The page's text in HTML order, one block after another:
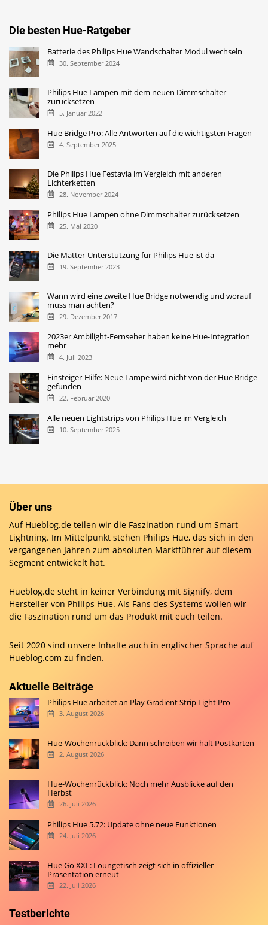
Die besten Hue-Ratgeber
Batterie des Philips Hue Wandschalter Modul wechseln
30. September 2024
Philips Hue Lampen mit dem neuen Dimmschalter
zurücksetzen
5. Januar 2022
Hue Bridge Pro: Alle Antworten auf die wichtigsten Fragen
4. September 2025
Die Philips Hue Festavia im Vergleich mit anderen
Lichterketten
28. November 2024
Philips Hue Lampen ohne Dimmschalter zurücksetzen
25. Mai 2020
Die Matter-Unterstützung für Philips Hue ist da
19. September 2023
Wann wird eine zweite Hue Bridge notwendig und worauf
muss man achten?
29. Dezember 2017
2023er Ambilight-Fernseher haben keine Hue-Integration
mehr
4. Juli 2023
Einsteiger-Hilfe: Neue Lampe wird nicht von der Hue Bridge
gefunden
22. Februar 2020
Alle neuen Lightstrips von Philips Hue im Vergleich
10. September 2025
Über uns
Auf Hueblog.de teilen wir die Faszination rund um Smart
Lightning. Im Mittelpunkt stehen Philips Hue, das sich in den
vergangenen Jahren zum absoluten Marktführer auf diesem
Segment entwickelt hat.
Hueblog.de steht in keiner Verbindung mit Signify, dem
Hersteller von Philips Hue. Als Fans des Systems wollen wir
die Faszination rund um das Produkt mit euch teilen.
Seit 2020 sind unsere Inhalte auch in englischer Sprache auf
Hueblog.com zu finden.
Aktuelle Beiträge
Philips Hue arbeitet an Play Gradient Strip Light Pro
3. August 2026
Hue-Wochenrückblick: Dann schreiben wir halt Postkarten
2. August 2026
Hue-Wochenrückblick: Noch mehr Ausblicke auf den
Herbst
26. Juli 2026
Philips Hue 5.72: Update ohne neue Funktionen
24. Juli 2026
Hue Go XXL: Loungetisch zeigt sich in offizieller
Präsentation erneut
22. Juli 2026
Testberichte